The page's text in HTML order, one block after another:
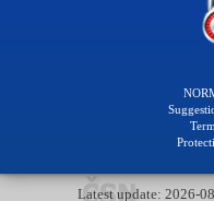
Latest update: 2026-